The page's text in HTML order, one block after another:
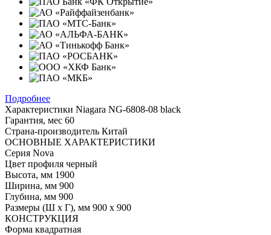
Подробнее
Характеристики Niagara NG-6808-08 black
Гарантия, мес 60
Страна-производитель Китай
ОСНОВНЫЕ ХАРАКТЕРИСТИКИ
Серия Nova
Цвет профиля черный
Высота, мм 1900
Ширина, мм 900
Глубина, мм 900
Размеры (Ш х Г), мм 900 х 900
КОНСТРУКЦИЯ
Форма квадратная